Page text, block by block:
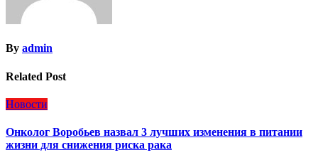
By admin
Related Post
Новости
Онколог Воробьев назвал 3 лучших изменения в питании
жизни для снижения риска рака